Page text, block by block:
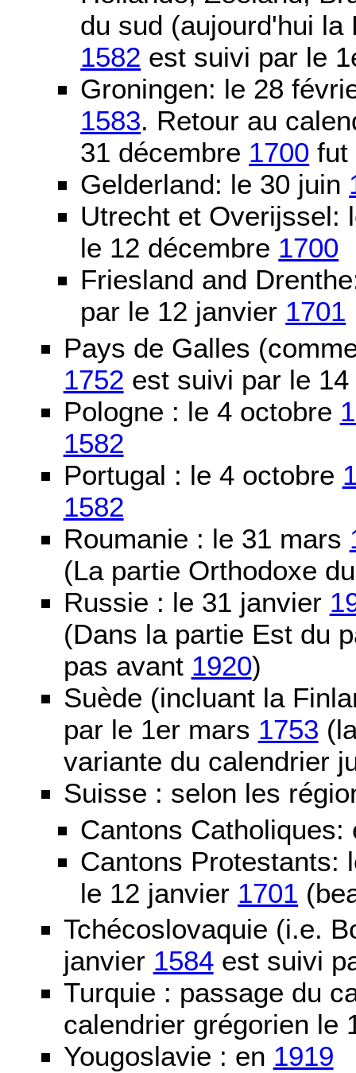
du sud (aujourd'hui la
1582 est suivi par le
Groningen: le 28
1583. Retour au
31 décembre 1700 fut
Gelderland: le 30 juin
Utrecht et Overijssel:
le 12 décembre 1700
Friesland and
par le 12 janvier 1701
Pays de Galles
1752 est suivi par le
Pologne : le 4 octobre
1582
Portugal : le 4 octobre
1582
Roumanie : le 31 mars
(La partie Orthodoxe
Russie : le 31 janvier
(Dans la partie Est du
pas avant 1920)
Suède (incluant la
par le 1er mars 1753
variante du calendrier
Suisse : selon les
Cantons
Cantons Protestants:
le 12 janvier 1701
Tchécoslovaquie (i.e.
janvier 1584est suivi
Turquie : passage du
calendrier grégorien le
Yougoslavie : en 1919